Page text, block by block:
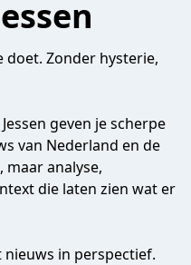
doet. Zonder hysterie,
geven je scherpe
van Nederland en de
maar analyse,
die laten zien wat er
in perspectief.